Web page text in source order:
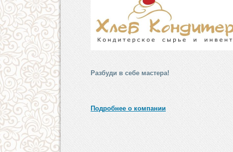
Разбуди в себе мастера!
Подробнее о компании